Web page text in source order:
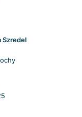
Szredel